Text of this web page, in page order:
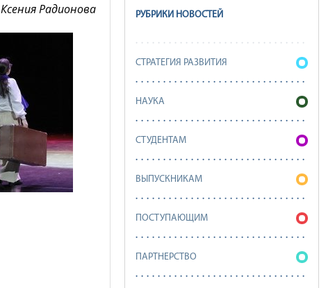
Ксения Радионова РУБРИКИ НОВОСТЕЙ
СТРАТЕГИЯ РАЗВИТИЯ
НАУКА
СТУДЕНТАМ
ВЫПУСКНИКАМ
ПОСТУПАЮЩИМ
ПАРТНЕРСТВО